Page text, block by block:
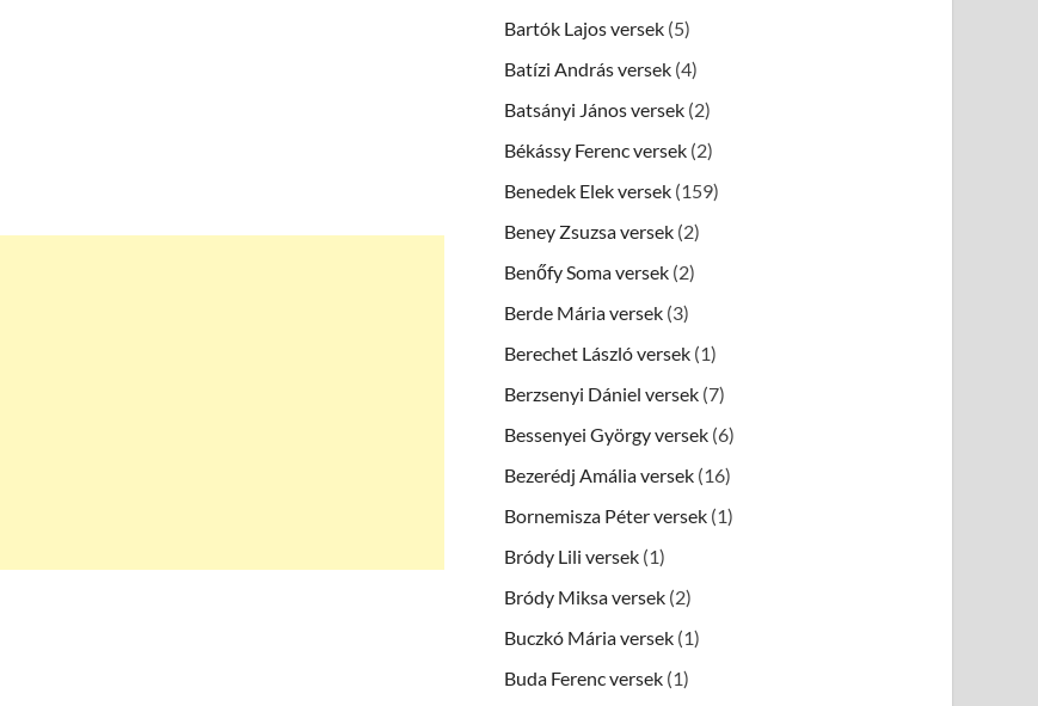
Bartók Lajos versek (5)
Batízi András versek (4)
Batsányi János versek (2)
Békássy Ferenc versek (2)
Benedek Elek versek (159)
Beney Zsuzsa versek (2)
Benőfy Soma versek (2)
Berde Mária versek (3)
Berechet László versek (1)
Berzsenyi Dániel versek (7)
Bessenyei György versek (6)
Bezerédj Amália versek (16)
Bornemisza Péter versek (1)
Bródy Lili versek (1)
Bródy Miksa versek (2)
Buczkó Mária versek (1)
Buda Ferenc versek (1)